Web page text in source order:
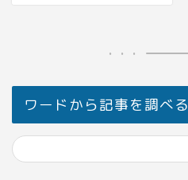
ワードから記事を調べる